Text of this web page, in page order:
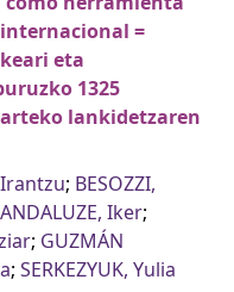
=
eta
1325
lankidetzaren
Irantzu; BESOZZI,
Iker;
; GUZMÁN
; SERKEZYUK, Yulia